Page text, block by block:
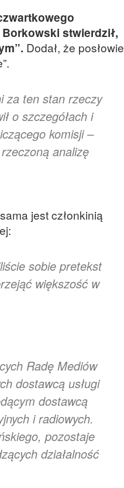
stwierdził,
Dodał, że posłowie
za ten stan rzeczy
o szczegółach i
komisji –
analizę
jest członkinią
sobie pretekst
większość w
Radę Mediów
dostawcą usługi
dostawcą
i radiowych.
pozostaje
działalność